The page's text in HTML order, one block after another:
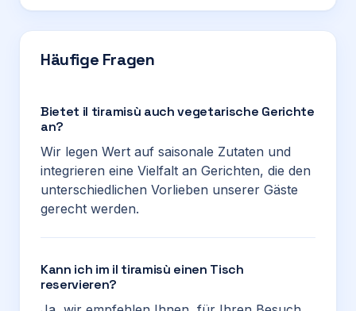
Häufige Fragen
Bietet il tiramisù auch vegetarische Gerichte
an?
Wir legen Wert auf saisonale Zutaten und
integrieren eine Vielfalt an Gerichten, die den
unterschiedlichen Vorlieben unserer Gäste
gerecht werden.
Kann ich im il tiramisù einen Tisch
reservieren?